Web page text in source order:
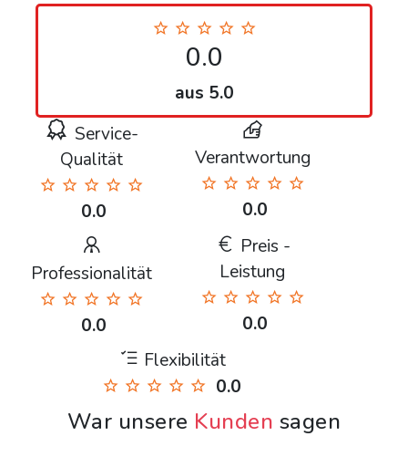
0.0
aus 5.0
Service-
Qualität
0.0
Verantwortung
0.0
Professionalität
0.0
Preis -
Leistung
0.0
Flexibilität
0.0
War unsere Kunden sagen